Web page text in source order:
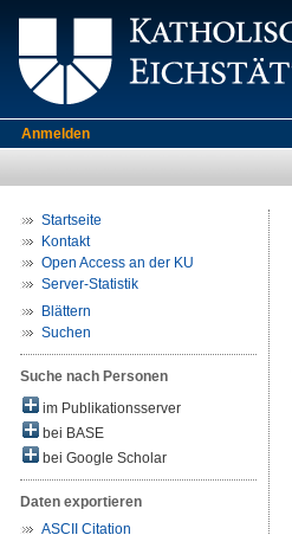
Anmelden
Startseite
Kontakt
Open Access an der KU
Server-Statistik
Blättern
Suchen
Suche nach Personen
im Publikationsserver
bei BASE
bei Google Scholar
Daten exportieren
ASCII Citation